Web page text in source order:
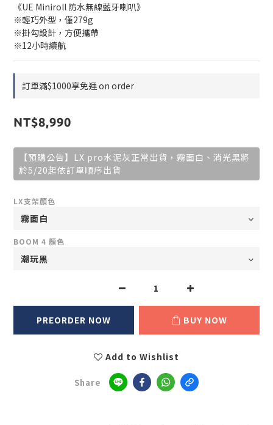
《UE Miniroll 防水無線藍牙喇叭》
※輕巧外型，僅279g
※掛勾設計，方便攜帶
※12小時續航
訂單滿$1000享免運 on order
NT$8,990
【預購公告】LX pro水泥灰正常出貨，霧面白、消光黑將
於5/20起依訂單順序出貨
LX支架顏色
BOOM 4 顏色
PREORDER NOW BUY NOW
Add to Wishlist
Share